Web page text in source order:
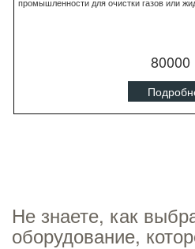
80000
Не знаете, как
оборудование,